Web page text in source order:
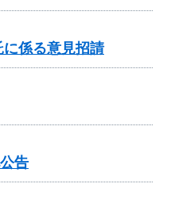
に係る意見招請
告